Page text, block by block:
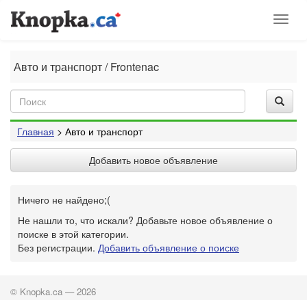
Авто и транспорт / Frontenac
Главная > Авто и транспорт
Добавить новое объявление
Ничего не найдено;(
Не нашли то, что искали? Добавьте новое объявление о
поиске в этой категории.
Без регистрации. Добавить объявление о поиске
© Knopka.ca — 2026